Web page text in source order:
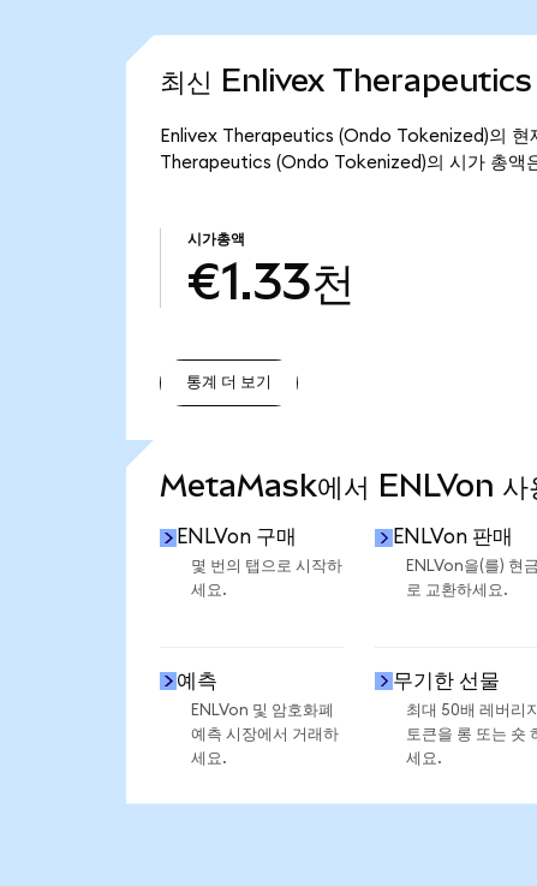
최신 Enlivex
Enlivex Therapeutics (Ondo Tokenized)의 현
Therapeutics (Ondo Tokenized)의 시가 총액
시가총액
€1.33천
통계 더 보기
MetaMask에서 ENLVon 사
ENLVon 구매
몇 번의 탭으로 시작하
세요.
ENLVon 판매
ENLVon을(를) 현
로 교환하세요.
예측
ENLVon 및 암호화폐
예측 시장에서 거래하
세요.
무기한 선물
최대 50배 레버리
토큰을 롱 또는 숏
세요.